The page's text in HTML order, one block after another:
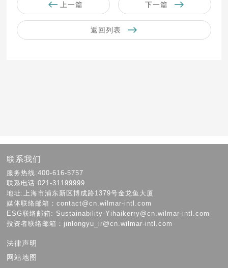
上一篇 下一篇
返回列表
联系我们
服务热线:400-616-5757
联系电话:021-31199999
地址:上海市浦东新区博成路1379号金龙鱼大厦
媒体联络邮箱：contact@cn.wilmar-intl.com
ESG联络邮箱: Sustainability-Yihaikerry@cn.wilmar-intl.com
投资者联络邮箱：jinlongyu_ir@cn.wilmar-intl.com
法律声明
网站地图